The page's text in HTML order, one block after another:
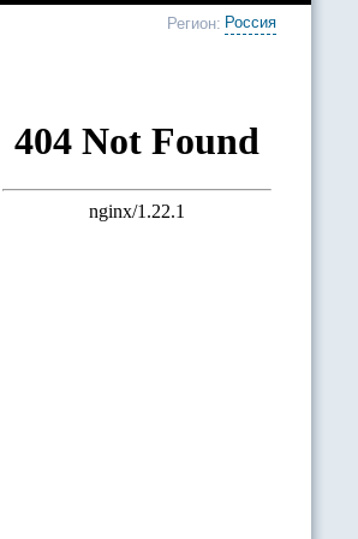
Регион: Россия